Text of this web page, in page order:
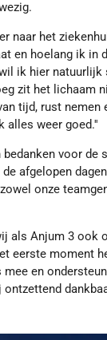
naar het
en hoelang ik in
ik hier natuurlijk
zit het lichaam
tijd, rust nemen
alles weer goed.''
voor de
de afgelopen
onze
als Anjum 3 ook
eerste moment
en